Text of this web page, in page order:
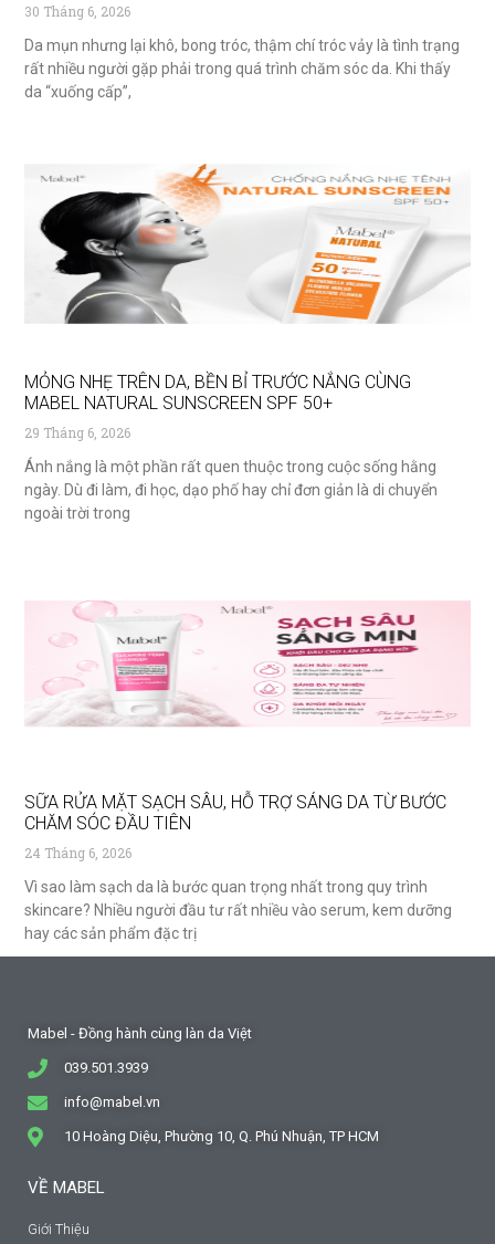
30 Tháng 6, 2026
Da mụn nhưng lại khô, bong tróc, thậm chí tróc vảy là tình trạng
rất nhiều người gặp phải trong quá trình chăm sóc da. Khi thấy
da “xuống cấp”,
MỎNG NHẸ TRÊN DA, BỀN BỈ TRƯỚC NẮNG CÙNG
MABEL NATURAL SUNSCREEN SPF 50+
29 Tháng 6, 2026
Ánh nắng là một phần rất quen thuộc trong cuộc sống hằng
ngày. Dù đi làm, đi học, dạo phố hay chỉ đơn giản là di chuyển
ngoài trời trong
SỮA RỬA MẶT SẠCH SÂU, HỖ TRỢ SÁNG DA TỪ BƯỚC
CHĂM SÓC ĐẦU TIÊN
24 Tháng 6, 2026
Vì sao làm sạch da là bước quan trọng nhất trong quy trình
skincare? Nhiều người đầu tư rất nhiều vào serum, kem dưỡng
hay các sản phẩm đặc trị
Mabel - Đồng hành cùng làn da Việt
039.501.3939
info@mabel.vn
10 Hoàng Diệu, Phường 10, Q. Phú Nhuận, TP HCM
VỀ MABEL
Giới Thiệu